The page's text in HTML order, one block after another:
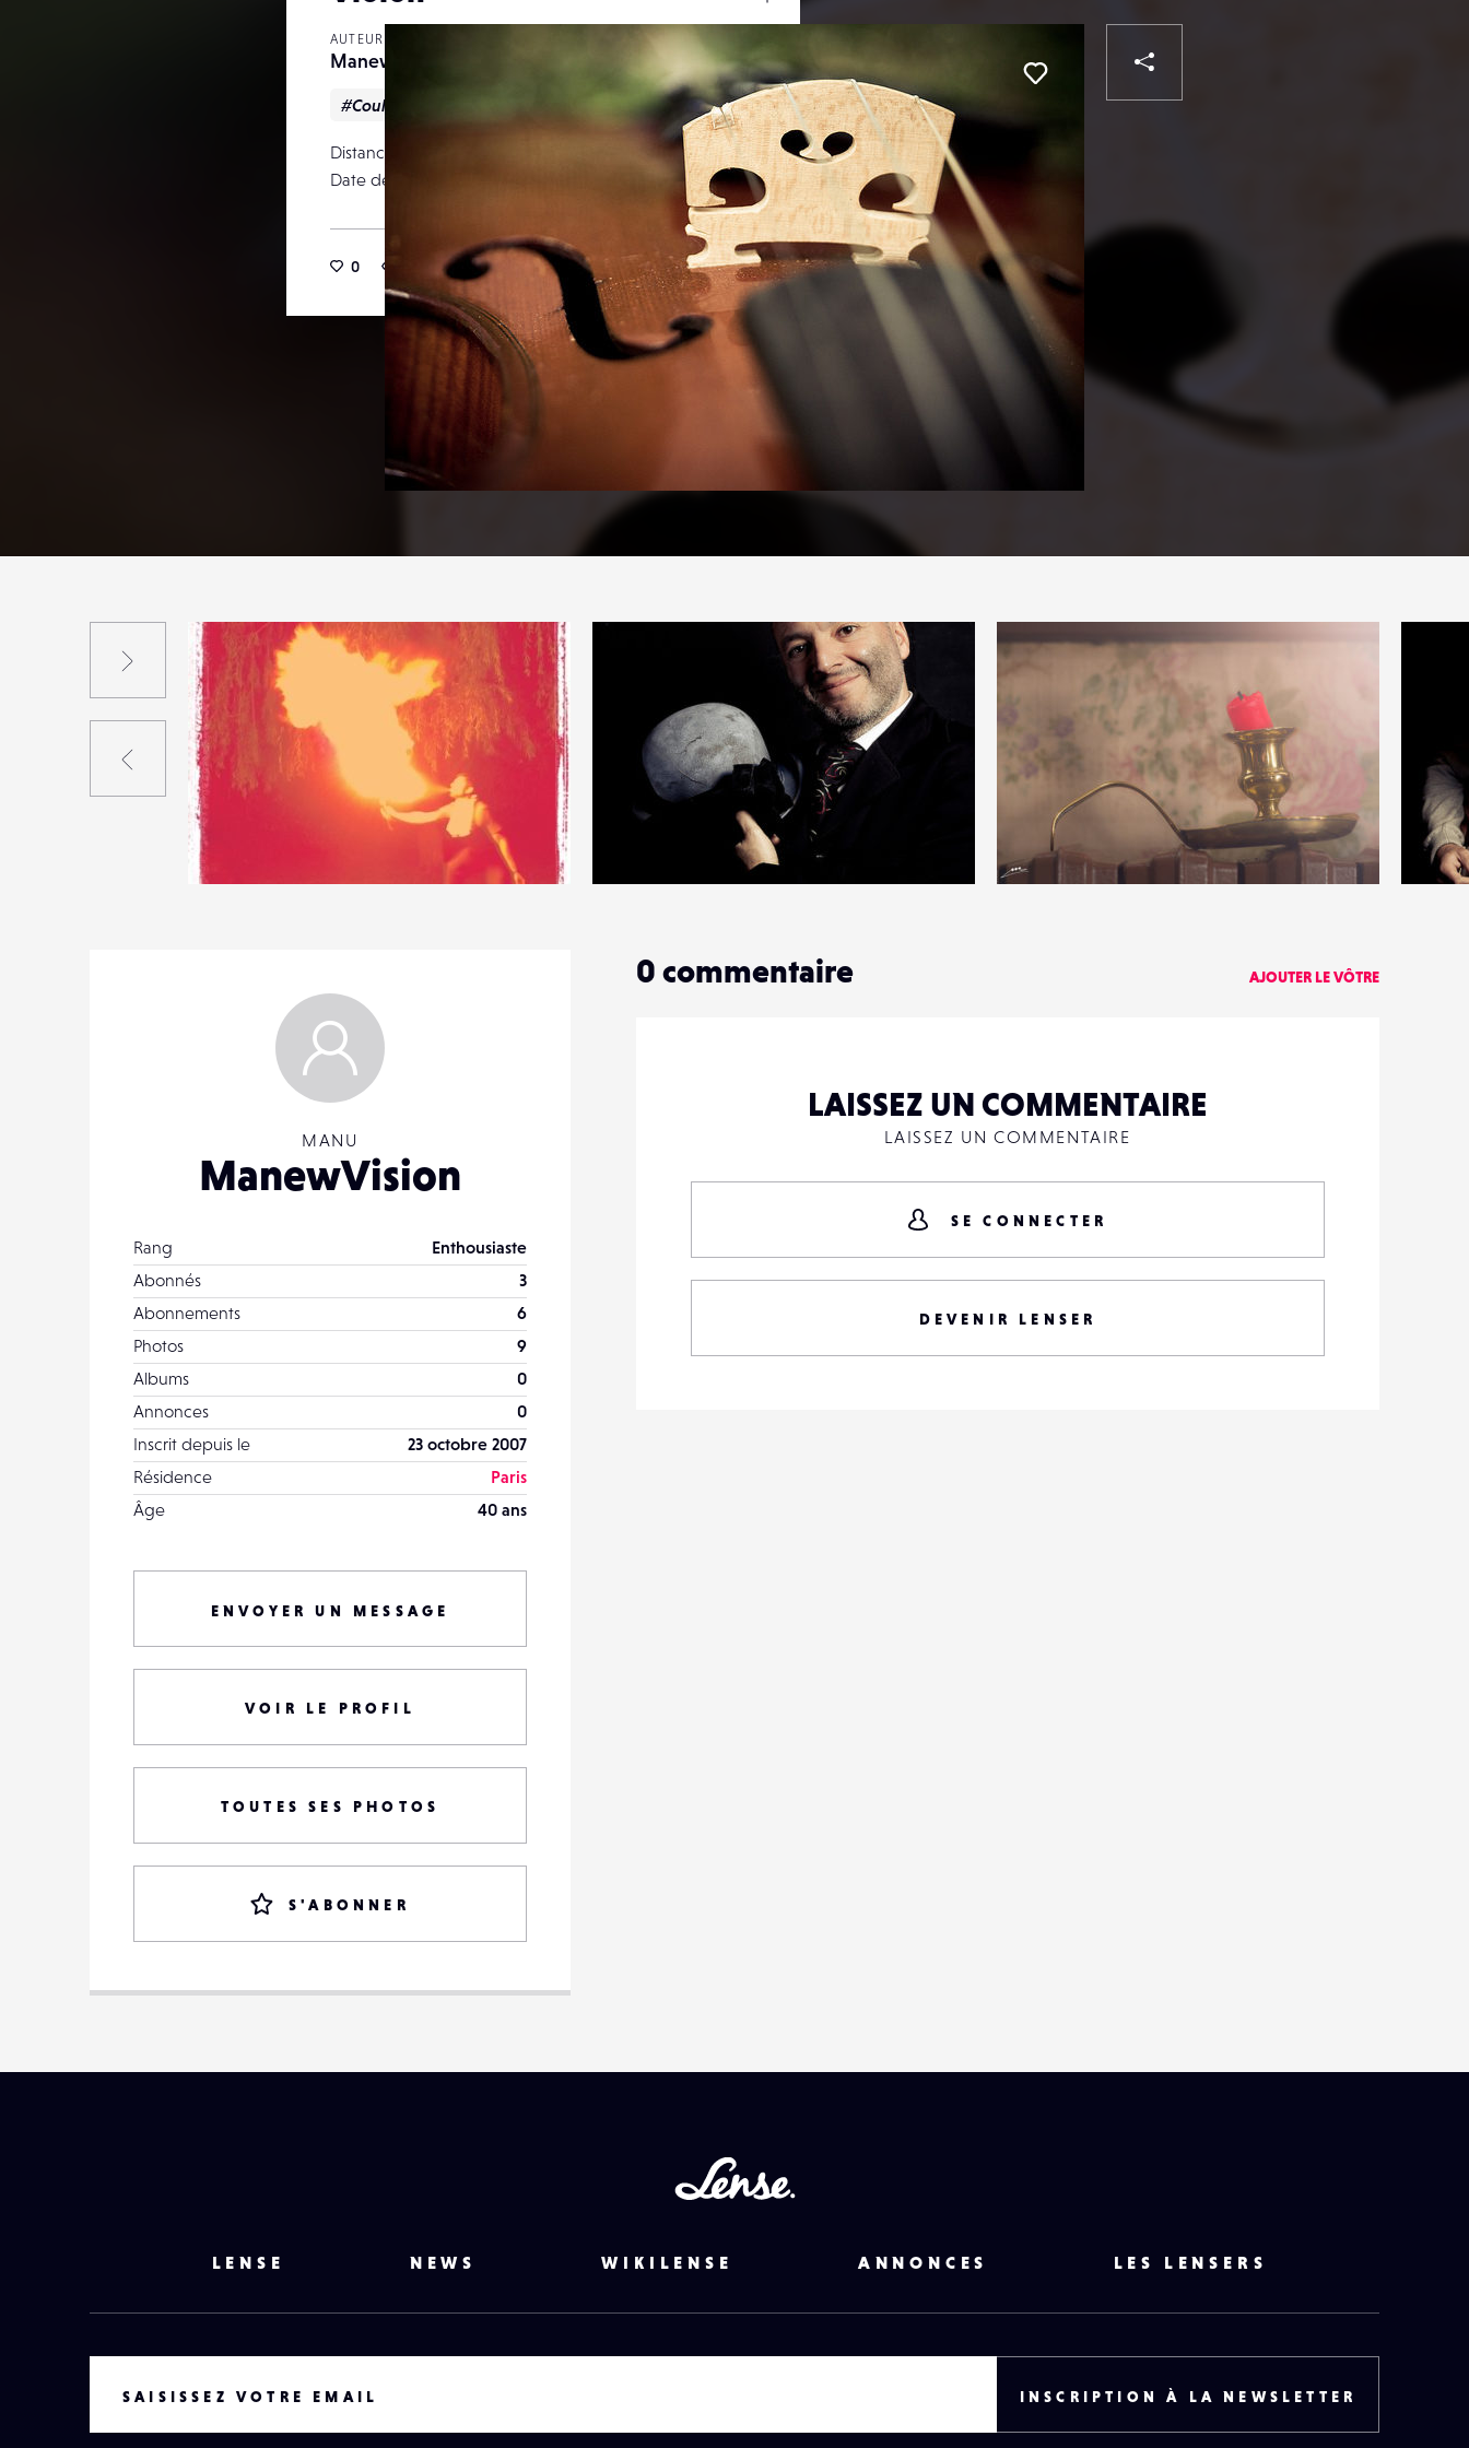
AUTEUR
ManewVision
#Couleur
Distance focale
0 mm
Date de publication
04 mai 2011
0 0
/
Fermer
4 3 2
0
Suivant
Précédent
MANU
ManewVision
Rang
Enthousiaste
Abonnés
3
Abonnements
6
Photos
9
Albums
0
Annonces
0
Inscrit depuis le
23 octobre 2007
Résidence
Paris
Âge
40 ans
ENVOYER UN MESSAGE
VOIR LE PROFIL
TOUTES SES PHOTOS
S'ABONNER
0 commentaire AJOUTER LE VÔTRE
LAISSEZ UN COMMENTAIRE
LAISSEZ UN COMMENTAIRE
SE CONNECTER
DEVENIR LENSER
LENSE NEWS WIKILENSE ANNONCES LES LENSERS
SAISISSEZ VOTRE EMAIL INSCRIPTION À LA NEWSLETTER